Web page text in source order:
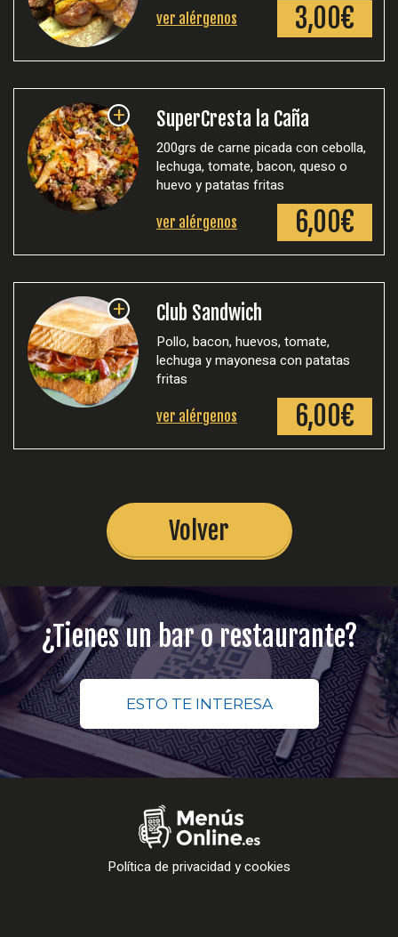
ver alérgenos 3,00€
+ SuperCresta la Caña
200grs de carne picada con cebolla,
lechuga, tomate, bacon, queso o
huevo y patatas fritas
ver alérgenos 6,00€
+ Club Sandwich
Pollo, bacon, huevos, tomate,
lechuga y mayonesa con patatas
fritas
ver alérgenos 6,00€
Volver
¿Tienes un bar o restaurante?
ESTO TE INTERESA
Política de privacidad y cookies